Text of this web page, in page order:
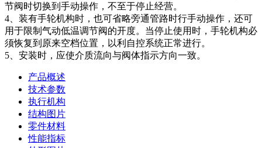
节阀时切换到手动操作，不至于停止经营。
4、装有手轮机构时，也可省略旁通管路时行手动操作，还可
用于限制气动低温调节阀的开度。当停止使用时，手轮机构必
须恢复到原来空档位置，以利自控系统正常进行。
5、安装时，应使介质流向与阀体指示方向一致。
产品概述
技术参数
执行机构
结构图片
零件材料
性能指标